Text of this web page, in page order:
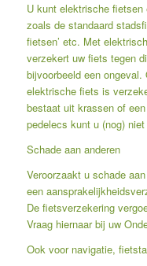
U kunt elektrische fietsen
zoals de standaard
fietsen’ etc. Met
verzekert uw fiets tegen
bijvoorbeeld een
elektrische fiets is
bestaat uit krassen of
pedelecs kunt u (nog)
Schade aan anderen
Veroorzaakt u schade
een
De fietsverzekering
Vraag hiernaar bij uw
Ook voor navigatie,